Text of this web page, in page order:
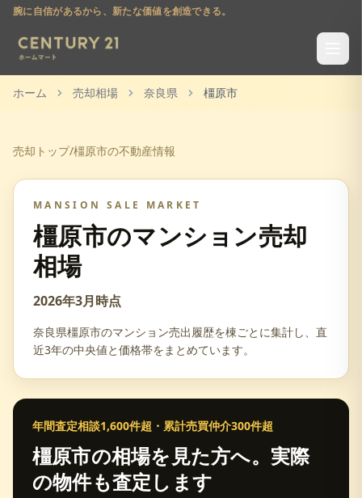
腕に自信があるから、新たな価値を創造できる。
ホーム 売却相場 奈良県 橿原市
売却トップ/橿原市の不動産情報
MANSION SALE MARKET
橿原市のマンション売却
相場
2026年3月時点
奈良県橿原市のマンション売出履歴を棟ごとに集計し、直
近3年の中央値と価格帯をまとめています。
年間査定相談1,600件超・累計売買仲介300件超
橿原市の相場を見た方へ。実際
の物件も査定します